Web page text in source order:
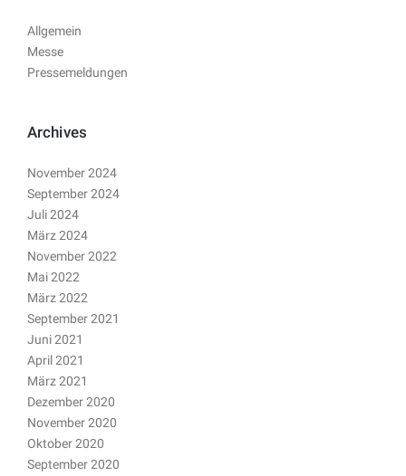
Allgemein
Messe
Pressemeldungen
Archives
November 2024
September 2024
Juli 2024
März 2024
November 2022
Mai 2022
März 2022
September 2021
Juni 2021
April 2021
März 2021
Dezember 2020
November 2020
Oktober 2020
September 2020